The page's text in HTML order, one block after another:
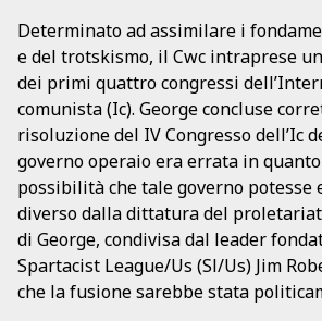
Determinato ad assimilare i
e del trotskismo, il Cwc intraprese
dei primi quattro congressi
comunista (Ic). George concluse
risoluzione del IV Congresso dell’Ic
governo operaio era errata in
possibilità che tale governo potesse
diverso dalla dittatura del
di George, condivisa dal leader
Spartacist League/Us (Sl/Us) Jim
che la fusione sarebbe stata